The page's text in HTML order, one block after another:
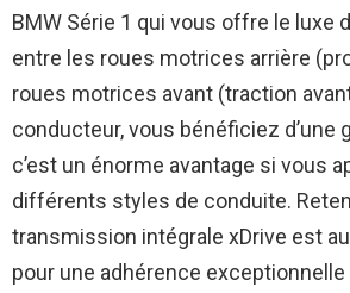
BMW Série 1 qui vous offre le luxe
entre les roues motrices arrière
roues motrices avant (traction
conducteur, vous bénéficiez d’une
c’est un énorme avantage si vous
différents styles de conduite.
transmission intégrale xDrive est
pour une adhérence exceptionnelle